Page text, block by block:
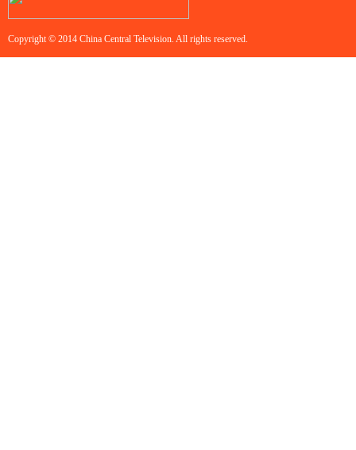
Copyright © 2014 China Central Television. All rights reserved.